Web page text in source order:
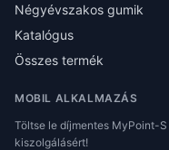
Négyévszakos gumik
Katalógus
Összes termék
MOBIL ALKALMAZÁS
Töltse le díjmentes MyPoint-
kiszolgálásért!